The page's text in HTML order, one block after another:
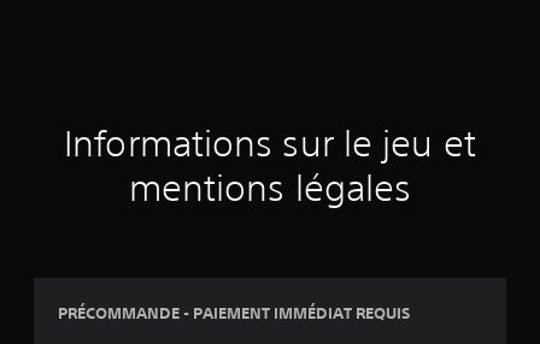
Informations sur le jeu et
mentions légales
PRÉCOMMANDE - PAIEMENT IMMÉDIAT REQUIS